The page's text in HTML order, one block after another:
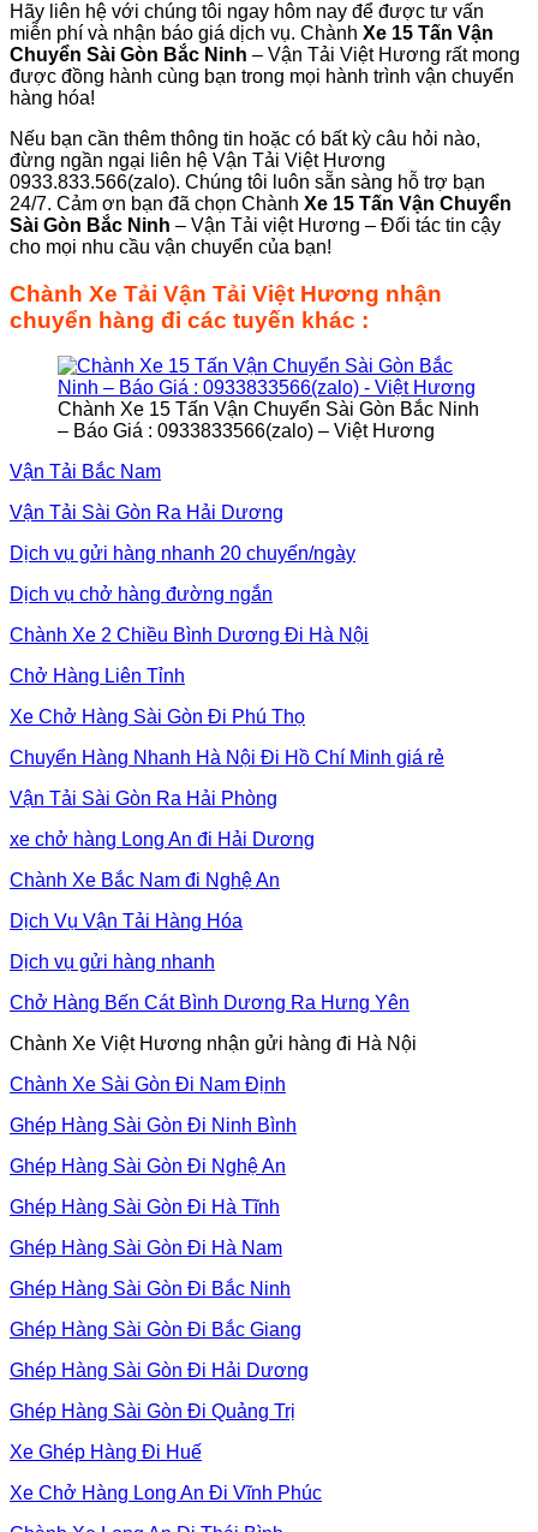
Hãy liên hệ với chúng tôi ngay hôm nay để được tư vấn
miễn phí và nhận báo giá dịch vụ. Chành Xe 15 Tấn Vận
Chuyển Sài Gòn Bắc Ninh – Vận Tải Việt Hương rất mong
được đồng hành cùng bạn trong mọi hành trình vận chuyển
hàng hóa!
Nếu bạn cần thêm thông tin hoặc có bất kỳ câu hỏi nào,
đừng ngần ngại liên hệ Vận Tải Việt Hương
0933.833.566(zalo). Chúng tôi luôn sẵn sàng hỗ trợ bạn
24/7. Cảm ơn bạn đã chọn Chành Xe 15 Tấn Vận Chuyển
Sài Gòn Bắc Ninh – Vận Tải việt Hương – Đối tác tin cậy
cho mọi nhu cầu vận chuyển của bạn!
Chành Xe Tải Vận Tải Việt Hương nhận
chuyển hàng đi các tuyến khác :
Chành Xe 15 Tấn Vận Chuyển Sài Gòn Bắc Ninh
– Báo Giá : 0933833566(zalo) – Việt Hương
Vận Tải Bắc Nam
Vận Tải Sài Gòn Ra Hải Dương
Dịch vụ gửi hàng nhanh 20 chuyến/ngày
Dịch vụ chở hàng đường ngắn
Chành Xe 2 Chiều Bình Dương Đi Hà Nội
Chở Hàng Liên Tỉnh
Xe Chở Hàng Sài Gòn Đi Phú Thọ
Chuyển Hàng Nhanh Hà Nội Đi Hồ Chí Minh giá rẻ
Vận Tải Sài Gòn Ra Hải Phòng
xe chở hàng Long An đi Hải Dương
Chành Xe Bắc Nam đi Nghệ An
Dịch Vụ Vận Tải Hàng Hóa
Dịch vụ gửi hàng nhanh
Chở Hàng Bến Cát Bình Dương Ra Hưng Yên
Chành Xe Việt Hương nhận gửi hàng đi Hà Nội
Chành Xe Sài Gòn Đi Nam Định
Ghép Hàng Sài Gòn Đi Ninh Bình
Ghép Hàng Sài Gòn Đi Nghệ An
Ghép Hàng Sài Gòn Đi Hà Tĩnh
Ghép Hàng Sài Gòn Đi Hà Nam
Ghép Hàng Sài Gòn Đi Bắc Ninh
Ghép Hàng Sài Gòn Đi Bắc Giang
Ghép Hàng Sài Gòn Đi Hải Dương
Ghép Hàng Sài Gòn Đi Quảng Trị
Xe Ghép Hàng Đi Huế
Xe Chở Hàng Long An Đi Vĩnh Phúc